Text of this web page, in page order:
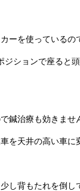
ーを使っているの
ジションで座ると
鍼治療も効きませ
を天井の高い車に
し背もたれを倒し